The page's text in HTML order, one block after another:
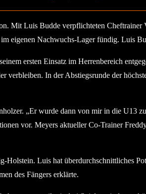
Mit Luis Budde verpflichteten
eigenen Nachwuchs-Lager fündig. Luis
ersten Einsatz im Herrenbereich
verbleiben. In der Abstiegsrunde der
„Er wurde dann von mir in die
vor. Meyers aktueller Co-Trainer
Holstein. Luis hat überdurchschnittliches
des Fängers erklärte.